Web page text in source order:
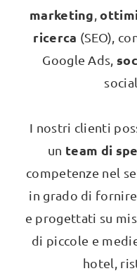
marketing ,
ricerca (SEO),
Google Ads,
I nostri clienti
un team di
competenze nel
in grado di
e progettati su
di piccole e
hotel,